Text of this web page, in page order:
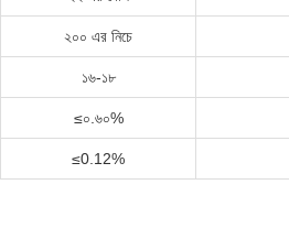
২০০ এর নিচে
১৬-১৮
≤০.৬০%
≤0.12%